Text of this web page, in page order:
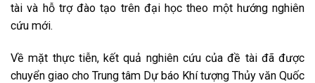
tài và hỗ trợ đào tạo trên đại học theo một hướng nghiên
cứu mới.
Về mặt thực tiễn, kết quả nghiên cứu của đề tài đã được
chuyển giao cho Trung tâm Dự báo Khí tượng Thủy văn Quốc